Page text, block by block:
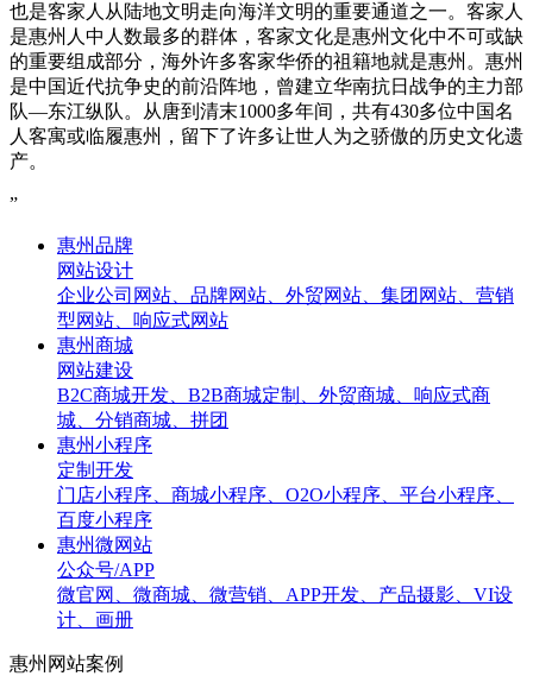
也是客家人从陆地文明走向海洋文明的重要通道之一。客家人
是惠州人中人数最多的群体，客家文化是惠州文化中不可或缺
的重要组成部分，海外许多客家华侨的祖籍地就是惠州。惠州
是中国近代抗争史的前沿阵地，曾建立华南抗日战争的主力部
队—东江纵队。从唐到清末1000多年间，共有430多位中国名
人客寓或临履惠州，留下了许多让世人为之骄傲的历史文化遗
产。
”
惠州品牌
网站设计
企业公司网站、品牌网站、外贸网站、集团网站、营销
型网站、响应式网站
惠州商城
网站建设
B2C商城开发、B2B商城定制、外贸商城、响应式商
城、分销商城、拼团
惠州小程序
定制开发
门店小程序、商城小程序、O2O小程序、平台小程序、
百度小程序
惠州微网站
公众号/APP
微官网、微商城、微营销、APP开发、产品摄影、VI设
计、画册
惠州网站案例